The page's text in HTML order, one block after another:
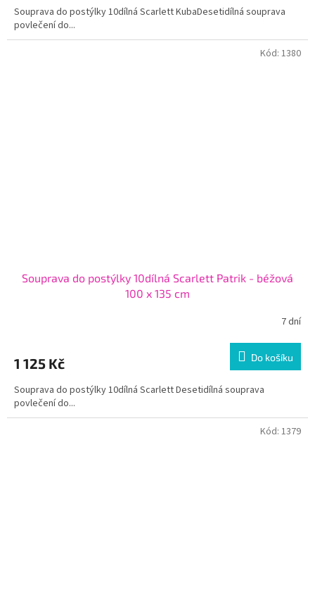
Souprava do postýlky 10dílná Scarlett KubaDesetidílná souprava
povlečení do...
Souprava do postýlky 10dílná Scarlett Patrik - béžová
100 x 135 cm
7 dní
1 125 Kč Do košíku
Souprava do postýlky 10dílná Scarlett Desetidílná souprava
povlečení do...
Kód: 1380
Kód: 1379